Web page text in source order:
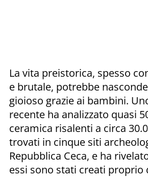
La vita preistorica, spesso
e brutale, potrebbe
gioioso grazie ai bambini.
recente ha analizzato quasi
ceramica risalenti a circa
trovati in cinque siti
Repubblica Ceca, e ha
essi sono stati creati proprio